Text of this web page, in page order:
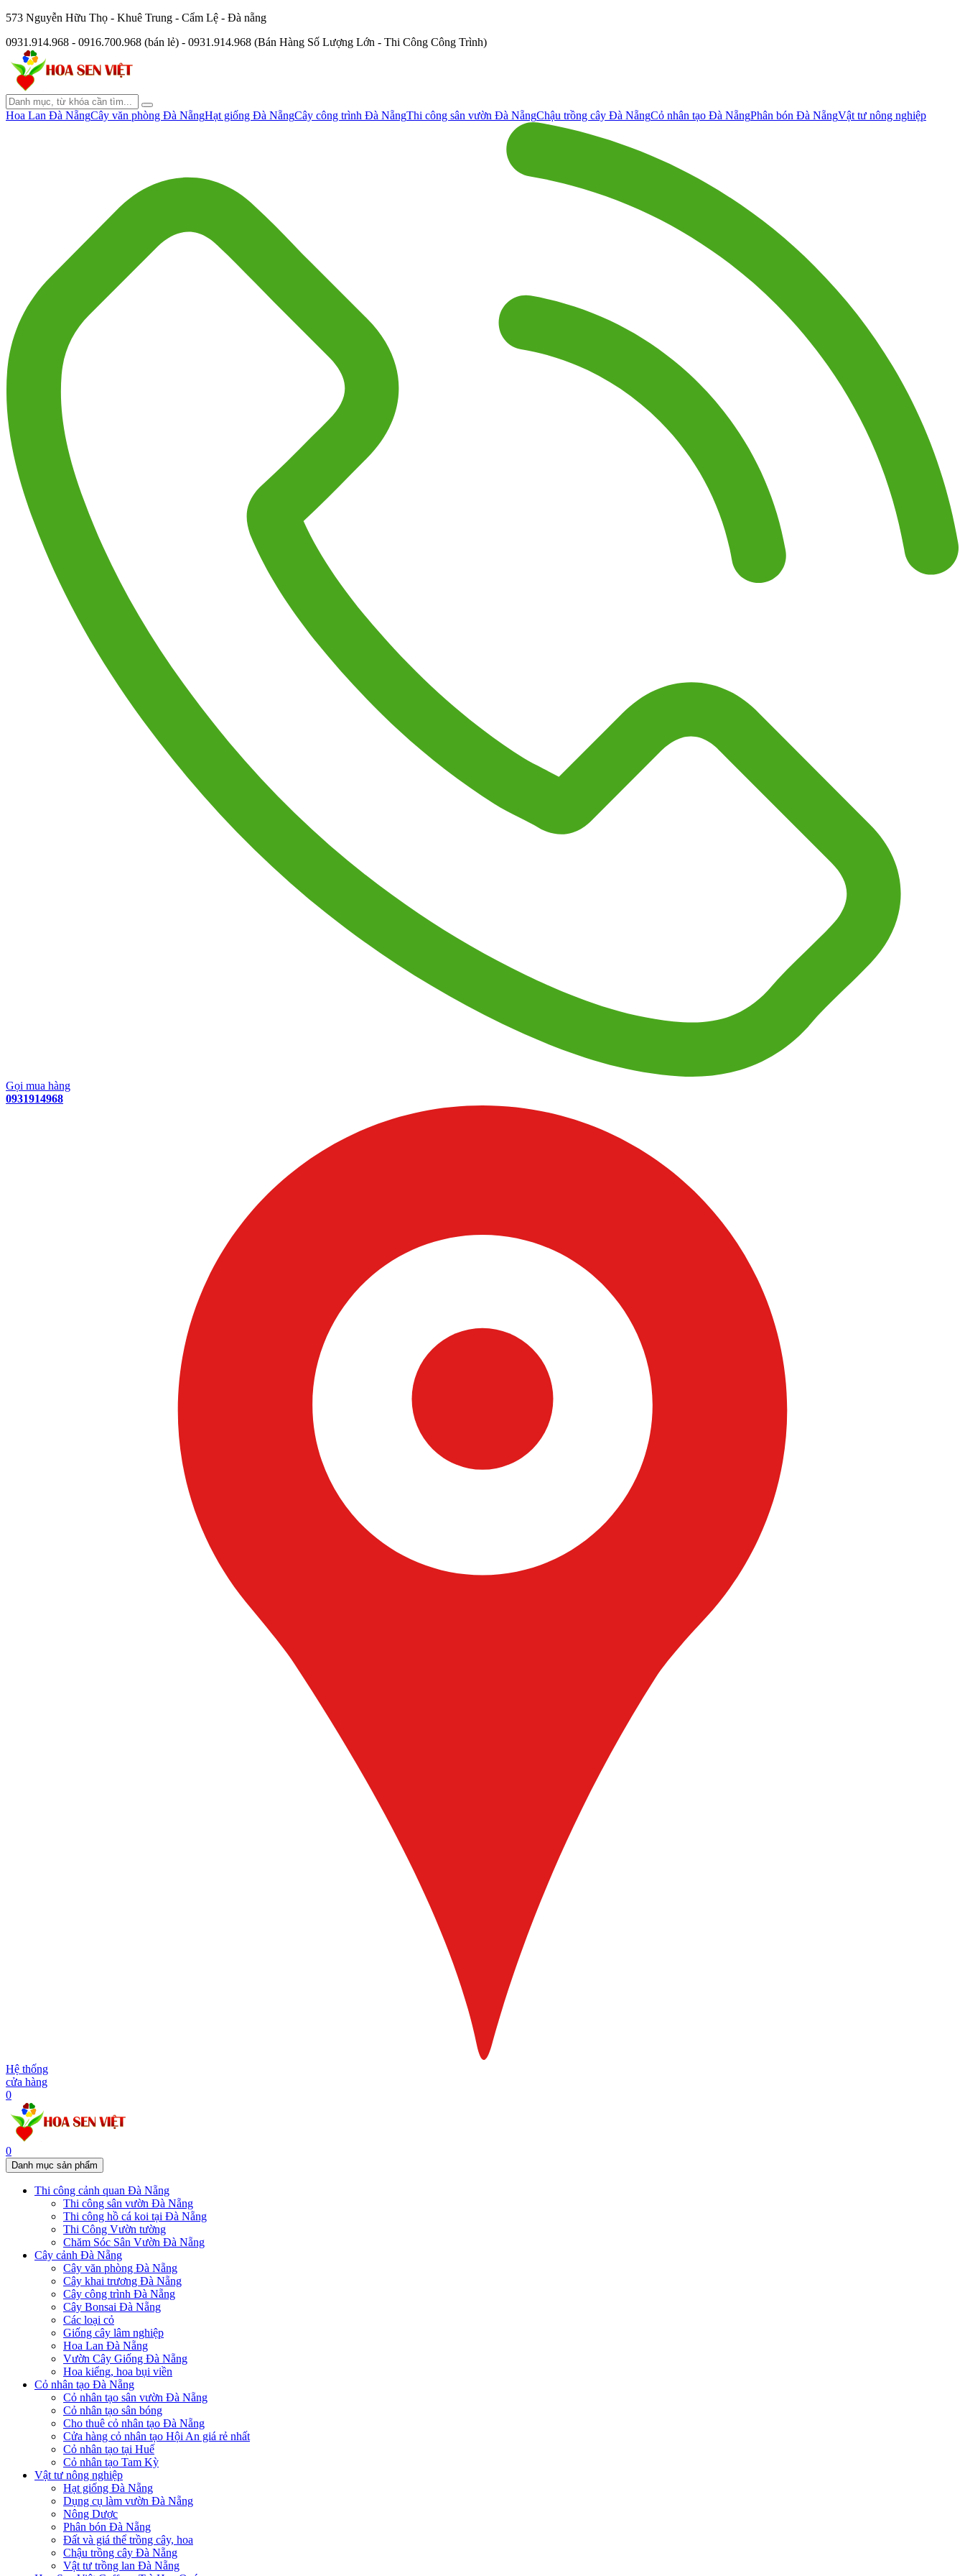
573 Nguyễn Hữu Thọ - Khuê Trung - Cẩm Lệ - Đà nẵng
0931.914.968 - 0916.700.968 (bán lẻ) - 0931.914.968 (Bán Hàng Số Lượng Lớn - Thi Công Công Trình)
Hoa Lan Đà NẵngCây văn phòng Đà NẵngHạt giống Đà NẵngCây công trình Đà NẵngThi công sân vườn Đà NẵngChậu trồng cây Đà NẵngCỏ nhân tạo Đà NẵngPhân bón Đà NẵngVật tư nông nghiệp
Gọi mua hàng
0931914968
Hệ thống
cửa hàng
0
0
Danh mục sản phẩm
Thi công cảnh quan Đà Nẵng
Thi công sân vườn Đà Nẵng
Thi công hồ cá koi tại Đà Nẵng
Thi Công Vườn tường
Chăm Sóc Sân Vườn Đà Nẵng
Cây cảnh Đà Nẵng
Cây văn phòng Đà Nẵng
Cây khai trương Đà Nẵng
Cây công trình Đà Nẵng
Cây Bonsai Đà Nẵng
Các loại cỏ
Giống cây lâm nghiệp
Hoa Lan Đà Nẵng
Vườn Cây Giống Đà Nẵng
Hoa kiểng, hoa bụi viền
Cỏ nhân tạo Đà Nẵng
Cỏ nhân tạo sân vườn Đà Nẵng
Cỏ nhân tạo sân bóng
Cho thuê cỏ nhân tạo Đà Nẵng
Cửa hàng cỏ nhân tạo Hội An giá rẻ nhất
Cỏ nhân tạo tại Huế
Cỏ nhân tạo Tam Kỳ
Vật tư nông nghiệp
Hạt giống Đà Nẵng
Dụng cụ làm vườn Đà Nẵng
Nông Dược
Phân bón Đà Nẵng
Đất và giá thể trồng cây, hoa
Chậu trồng cây Đà Nẵng
Vật tư trồng lan Đà Nẵng